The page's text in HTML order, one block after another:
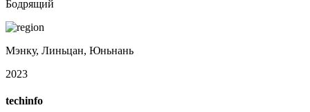
Бодрящий
Мэнку, Линьцан, Юньнань
2023
techinfo